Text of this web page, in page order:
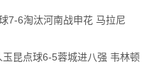
7-6淘汰河南战申花 马拉尼
昆点球6-5蓉城进八强 韦林顿